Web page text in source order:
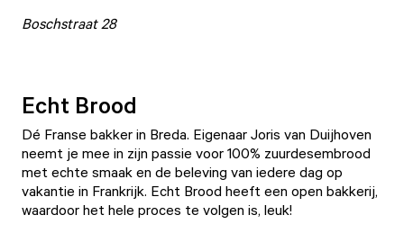
Boschstraat 28
Echt Brood
Dé Franse bakker in Breda. Eigenaar Joris van Duijhoven
neemt je mee in zijn passie voor 100% zuurdesembrood
met echte smaak en de beleving van iedere dag op
vakantie in Frankrijk. Echt Brood heeft een open bakkerij,
waardoor het hele proces te volgen is, leuk!